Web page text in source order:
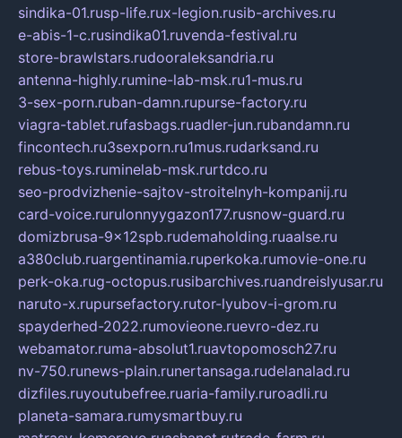
sindika-01.rusp-life.rux-legion.rusib-archives.ru
e-abis-1-c.rusindika01.ruvenda-festival.ru
store-brawlstars.rudooraleksandria.ru
antenna-highly.rumine-lab-msk.ru1-mus.ru
3-sex-porn.ruban-damn.rupurse-factory.ru
viagra-tablet.rufasbags.ruadler-jun.rubandamn.ru
fincontech.ru3sexporn.ru1mus.rudarksand.ru
rebus-toys.ruminelab-msk.rurtdco.ru
seo-prodvizhenie-sajtov-stroitelnyh-kompanij.ru
card-voice.rurulonnyygazon177.rusnow-guard.ru
domizbrusa-9x12spb.rudemaholding.ruaalse.ru
a380club.ruargentinamia.ruperkoka.rumovie-one.ru
perk-oka.rug-octopus.rusibarchives.ruandreislyusar.ru
naruto-x.rupursefactory.rutor-lyubov-i-grom.ru
spayderhed-2022.rumovieone.ruevro-dez.ru
webamator.ruma-absolut1.ruavtopomosch27.ru
nv-750.runews-plain.runertansaga.rudelanalad.ru
dizfiles.ruyoutubefree.ruaria-family.ruroadli.ru
planeta-samara.rumysmartbuy.ru